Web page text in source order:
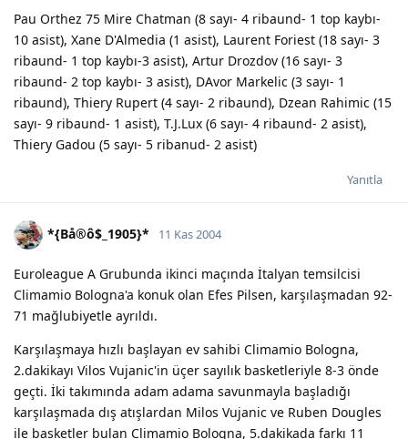
Pau Orthez 75 Mire Chatman (8 sayı- 4 ribaund- 1 top kaybı-
10 asist), Xane D'Almedia (1 asist), Laurent Foriest (18 sayı- 3
ribaund- 1 top kaybı-3 asist), Artur Drozdov (16 sayı- 3
ribaund- 2 top kaybı- 3 asist), DAvor Markelic (3 sayı- 1
ribaund), Thiery Rupert (4 sayı- 2 ribaund), Dzean Rahimic (15
sayı- 9 ribaund- 1 asist), T.J.Lux (6 sayı- 4 ribaund- 2 asist),
Thiery Gadou (5 sayı- 5 ribanud- 2 asist)
Yanıtla
*{Bå®ô$_1905}* 11 Kas 2004
Euroleague A Grubunda ikinci maçında İtalyan temsilcisi
Climamio Bologna'a konuk olan Efes Pilsen, karşılaşmadan 92-
71 mağlubiyetle ayrıldı.
Karşılaşmaya hızlı başlayan ev sahibi Climamio Bologna,
2.dakikayı Vilos Vujanic'in üçer sayılık basketleriyle 8-3 önde
geçti. İki takımında adam adama savunmayla başladığı
karşılaşmada dış atışlardan Milos Vujanic ve Ruben Dougles
ile basketler bulan Climamio Bologna, 5.dakikada farkı 11